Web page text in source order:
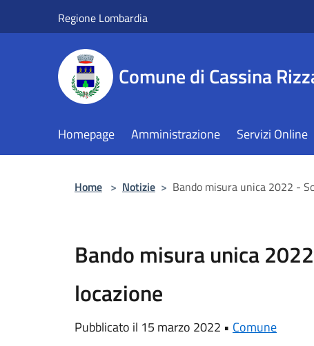
Regione Lombardia
Comune di Cassina
Homepage Amministrazione Servizi Online
Home > Notizie > Bando misura unica 2022 -
Bando misura unica
locazione
Pubblicato il 15 marzo 2022 • Comune